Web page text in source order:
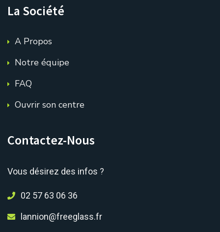
La Société
A Propos
Notre équipe
FAQ
Ouvrir son centre
Contactez-Nous
Vous désirez des infos ?
02 57 63 06 36
lannion@freeglass.fr